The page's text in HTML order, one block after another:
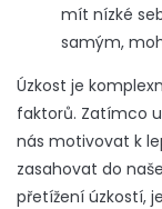
mít nízké
samým,
Úzkost je
faktorů. Zatímco
nás motivovat k
zasahovat do
přetížení úzkostí,